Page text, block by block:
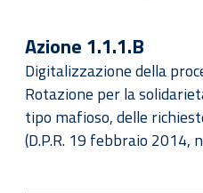
Azione 1.1.1.B
Digitalizzazione della
Rotazione per la
tipo mafioso, delle
(D.P.R. 19 febbraio 2014,